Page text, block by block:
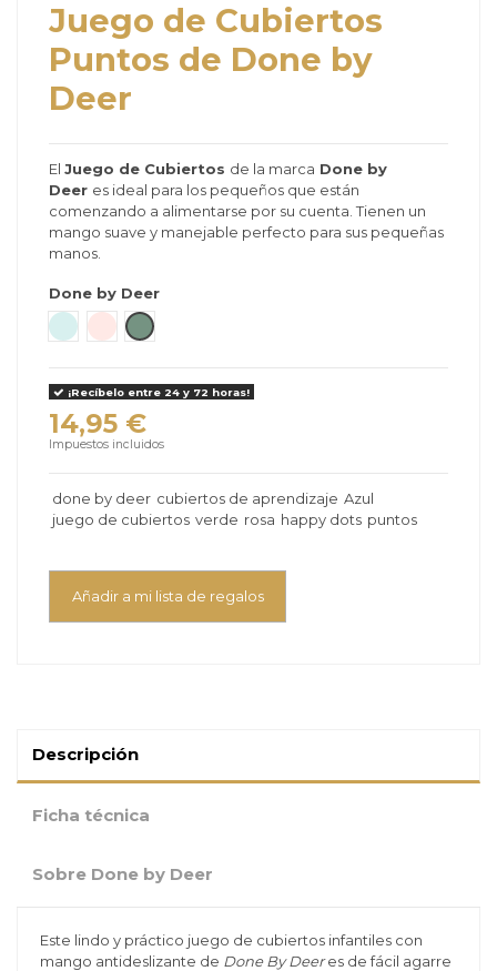
Juego de Cubiertos
Puntos de Done by
Deer
El Juego de Cubiertos de la marca Done by
Deer es ideal para los pequeños que están
comenzando a alimentarse por su cuenta. Tienen un
mango suave y manejable perfecto para sus pequeñas
manos.
Done by Deer
Azul - Powder Blue
Rosa - Powder
verde
¡Recíbelo entre 24 y 72 horas!
14,95 €
Impuestos incluidos
done by deer cubiertos de aprendizaje Azul
juego de cubiertos verde rosa happy dots puntos
Añadir a mi lista de regalos
Descripción
Ficha técnica
Sobre Done by Deer
Este lindo y práctico juego de cubiertos infantiles con
mango antideslizante de Done By Deeres de fácil agarre